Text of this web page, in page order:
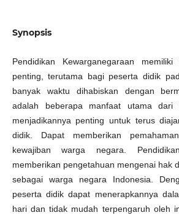
Synopsis
Pendidikan Kewarganegaraan
penting, terutama bagi peserta didik
banyak waktu dihabiskan dengan
adalah beberapa manfaat utama dari
menjadikannya penting untuk terus
didik. Dapat memberikan
kewajiban warga negara.
memberikan pengetahuan mengenai hak
sebagai warga negara Indonesia.
peserta didik dapat menerapkannya
hari dan tidak mudah terpengaruh oleh